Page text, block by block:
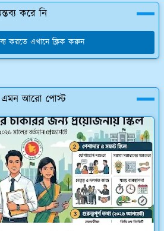
করে নি
করতে এখানে ক্লিক করুন
এমন আরো পোস্ট